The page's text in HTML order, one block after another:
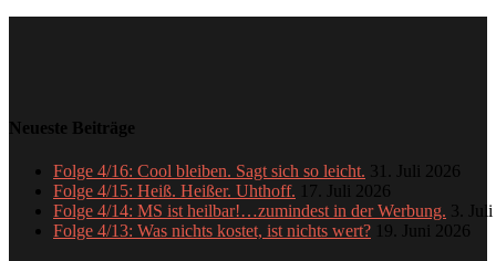
Neueste Beiträge
Folge 4/16: Cool bleiben. Sagt sich so leicht. 31. Juli 2026
Folge 4/15: Heiß. Heißer. Uhthoff. 17. Juli 2026
Folge 4/14: MS ist heilbar!…zumindest in der Werbung. 3.
Folge 4/13: Was nichts kostet, ist nichts wert? 19. Juni 2026